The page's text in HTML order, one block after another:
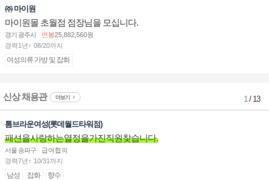
㈜ 마이원
마이원몰 초월점 점장님을 모십니다.
경기 광주시 연봉25,882,560원
경력1년↑ 08/20까지
여성의류 가방 및 잡화
신상 채용관 더보기 1/ 13
톰브라운여성(롯데월드타워점)
패션을사랑하는열정을가진직원찾습니다.
서울 송파구
급여협의
경력7년↑ 10/31까지
남성 잡화 향수